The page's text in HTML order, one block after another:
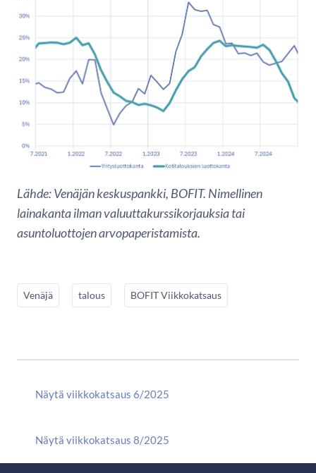
Lähde: Venäjän keskuspankki, BOFIT. Nimellinen
lainakanta ilman valuuttakurssikorjauksia tai
asuntoluottojen arvopaperistamista.
Venäjä talous BOFIT Viikkokatsaus
Näytä viikkokatsaus 6/2025
Näytä viikkokatsaus 8/2025